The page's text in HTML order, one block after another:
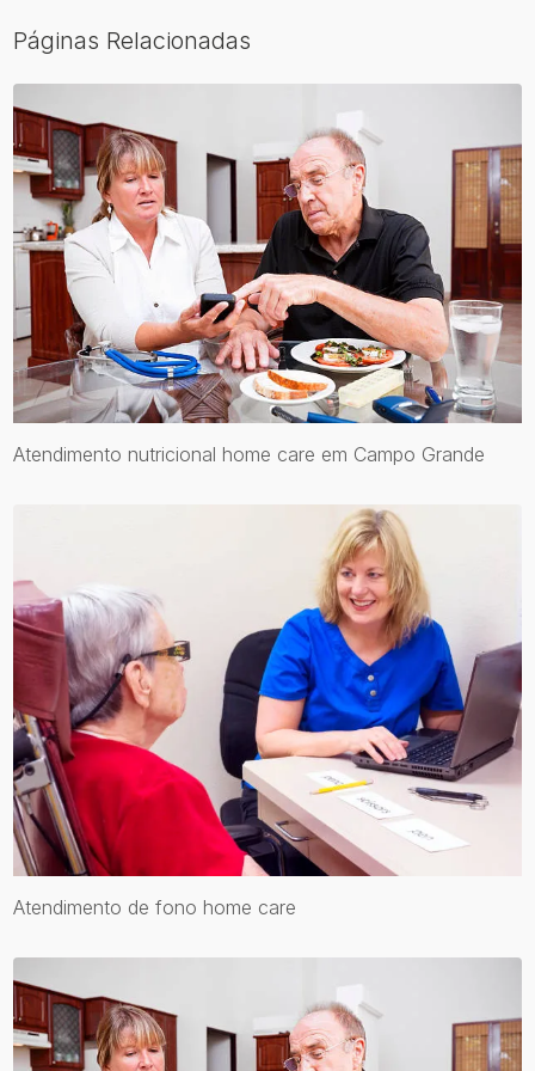
Páginas Relacionadas
Atendimento nutricional home care em Campo Grande
Atendimento de fono home care